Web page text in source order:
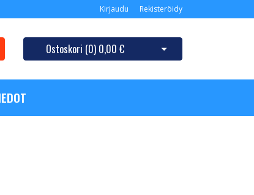
Kirjaudu Rekisteröidy
Ostoskori (0) 0,00 € Avaa ostoskori